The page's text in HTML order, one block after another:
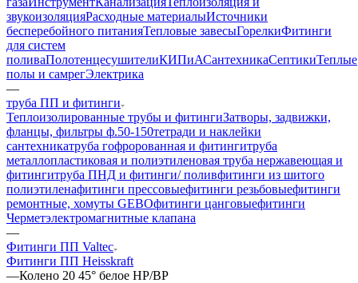
звукоизоляцияРасходные материалыИсточники
бесперебойного питанияТепловые завесыГорелкиФитинги
для систем
поливаПолотенцесушителиКИПиАСантехникаСептикиТеплые
полы и самрегЭлектрика
—
труба ПП и фитинги
Теплоизолированные трубы и фитингиЗатворы, задвижки,
фланцы, фильтры ф.50-150тетради и наклейки
сантехникатруба гофророванная и фитингитруба
металлопластиковая и полиэтиленовая труба нержавеющая и
фитингитруба ПНД и фитинги/ поливфитинги из шитого
полиэтиленафитинги прессовыефитинги резьбовыефитинги
ремонтные, хомуты GEBOфитинги цанговыефитинги
Черметэлектромагнитные клапана
—
Фитинги ПП Valtec
Фитинги ПП Heisskraft
—Колено 20 45° белое НР/ВР